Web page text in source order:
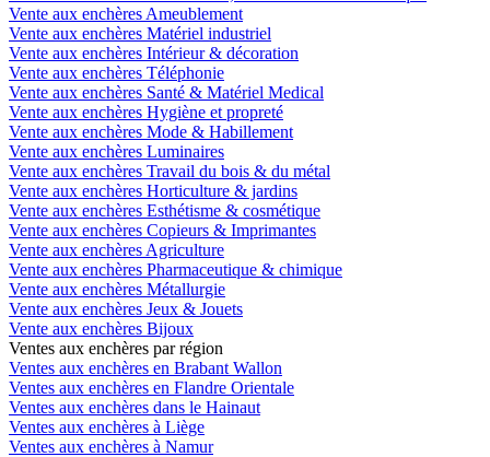
Vente aux enchères Ameublement
Vente aux enchères Matériel industriel
Vente aux enchères Intérieur & décoration
Vente aux enchères Téléphonie
Vente aux enchères Santé & Matériel Medical
Vente aux enchères Hygiène et propreté
Vente aux enchères Mode & Habillement
Vente aux enchères Luminaires
Vente aux enchères Travail du bois & du métal
Vente aux enchères Horticulture & jardins
Vente aux enchères Esthétisme & cosmétique
Vente aux enchères Copieurs & Imprimantes
Vente aux enchères Agriculture
Vente aux enchères Pharmaceutique & chimique
Vente aux enchères Métallurgie
Vente aux enchères Jeux & Jouets
Vente aux enchères Bijoux
Ventes aux enchères par région
Ventes aux enchères en Brabant Wallon
Ventes aux enchères en Flandre Orientale
Ventes aux enchères dans le Hainaut
Ventes aux enchères à Liège
Ventes aux enchères à Namur